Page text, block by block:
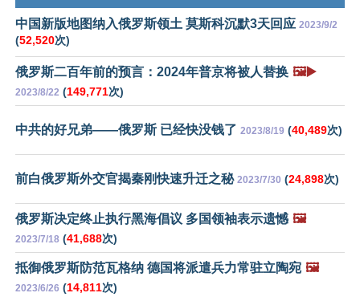
中国新版地图纳入俄罗斯领土 莫斯科沉默3天回应 2023/9/2
(52,520次)
俄罗斯二百年前的预言：2024年普京将被人替换 🖼️▶️
2023/8/22 (149,771次)
中共的好兄弟——俄罗斯 已经快没钱了 2023/8/19 (40,489次)
前白俄罗斯外交官揭秦刚快速升迁之秘 2023/7/30 (24,898次)
俄罗斯决定终止执行黑海倡议 多国领袖表示遗憾 🖼️
2023/7/18 (41,688次)
抵御俄罗斯防范瓦格纳 德国将派遣兵力常驻立陶宛 🖼️
2023/6/26 (14,811次)